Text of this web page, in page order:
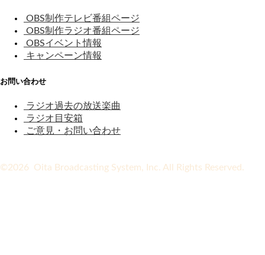
OBS制作テレビ番組ページ
OBS制作ラジオ番組ページ
OBSイベント情報
キャンペーン情報
お問い合わせ
ラジオ過去の放送楽曲
ラジオ目安箱
ご意見・お問い合わせ
©2026 Oita Broadcasting System, Inc. All Rights Reserved.